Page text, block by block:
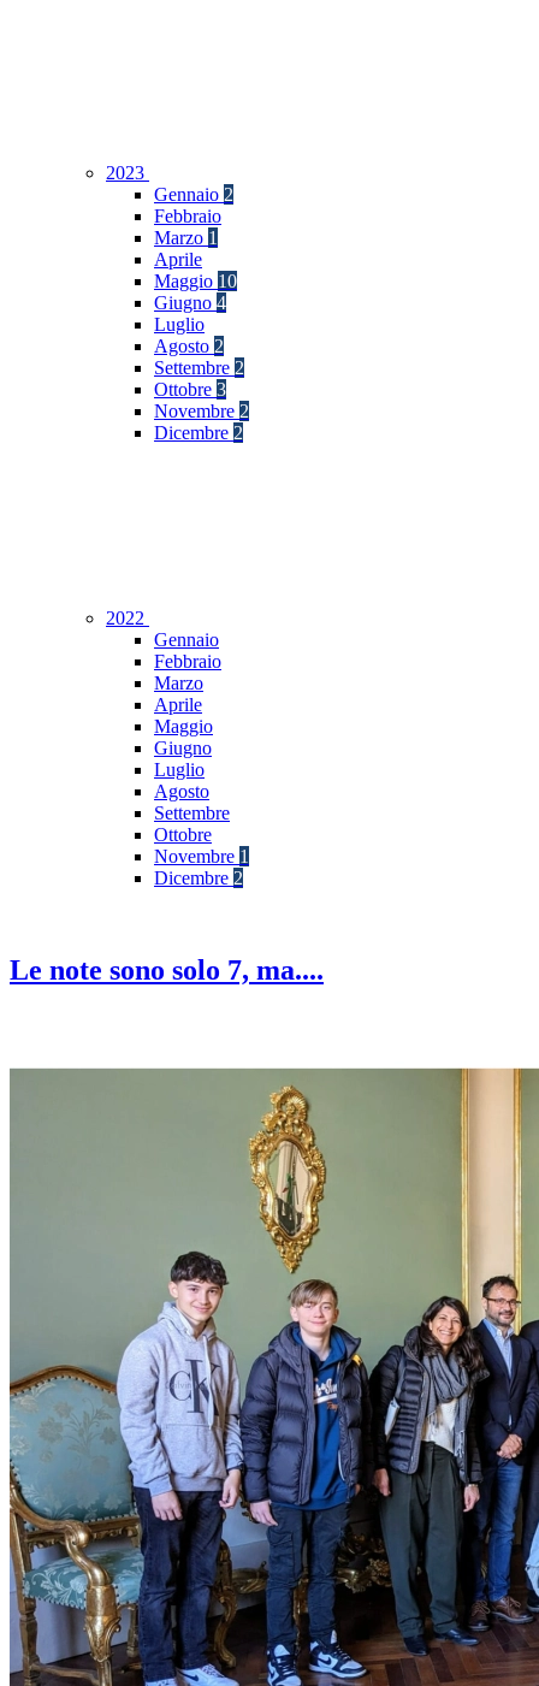
2023
Gennaio 2
Febbraio
Marzo 1
Aprile
Maggio 10
Giugno 4
Luglio
Agosto 2
Settembre 2
Ottobre 3
Novembre 2
Dicembre 2
2022
Gennaio
Febbraio
Marzo
Aprile
Maggio
Giugno
Luglio
Agosto
Settembre
Ottobre
Novembre 1
Dicembre 2
Le note sono solo 7, ma....